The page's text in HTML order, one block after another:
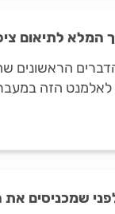
המלא לתיאום
הדברים
הזה
שמכניסים